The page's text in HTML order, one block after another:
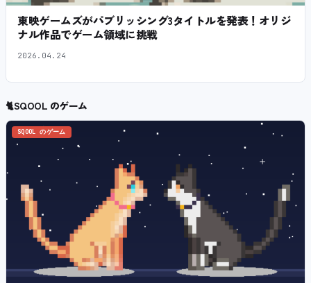
東映ゲームズがパブリッシング3タイトルを発表！オリジ
ナル作品でゲーム領域に挑戦
2026.04.24
🐈SQOOL のゲーム
SQOOL のゲーム